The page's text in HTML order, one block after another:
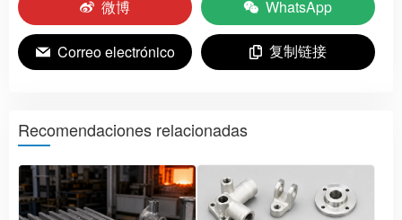
微博
WhatsApp
Correo electrónico 复制链接
Recomendaciones relacionadas